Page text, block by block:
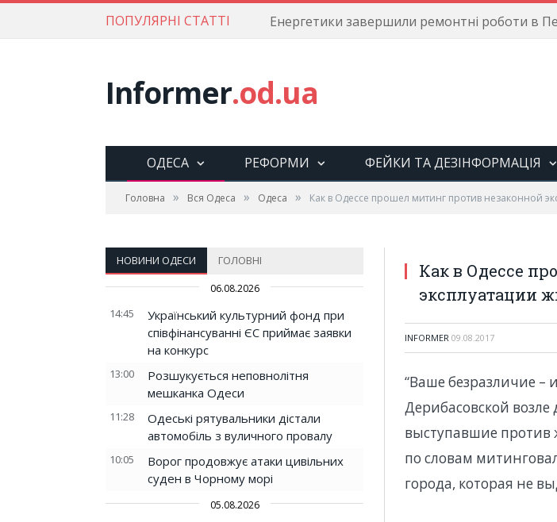
ПОПУЛЯРНІ СТАТТІ
Informer.od.ua
ОДЕСА РЕФОРМИ ФЕЙКИ ТА ДЕЗІНФОРМАЦІЯ
Головна » Вся Одеса » Одеса » Как в Одессе прошел митинг против незаконной
НОВИНИ ОДЕСИ ГОЛОВНІ
06.08.2026
14:45
Український культурний фонд при
співфінансуванні ЄС приймає заявки
на конкурс
13:00
Розшукується неповнолітня
мешканка Одеси
11:28
Одеські рятувальники дістали
автомобіль з вуличного провалу
10:05
Ворог продовжує атаки цивільних
суден в Чорному морі
05.08.2026
Как в Одессе
эксплуатации
INFORMER 09.08.2017
“Ваше безразличие –
Дерибасовской
выступавшие против
по словам
города, которая не